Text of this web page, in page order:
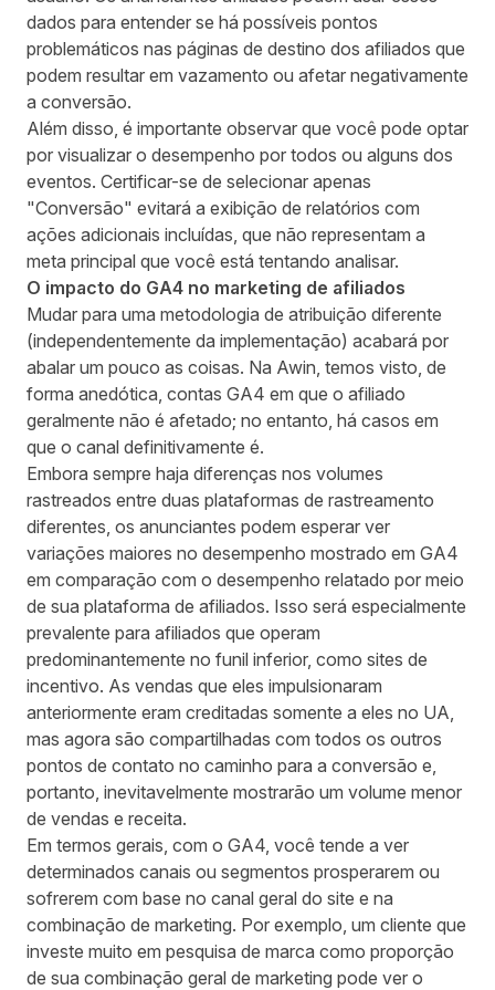
dados para entender se há possíveis pontos
problemáticos nas páginas de destino dos afiliados que
podem resultar em vazamento ou afetar negativamente
a conversão.
Além disso, é importante observar que você pode optar
por visualizar o desempenho por todos ou alguns dos
eventos. Certificar-se de selecionar apenas
"Conversão" evitará a exibição de relatórios com
ações adicionais incluídas, que não representam a
meta principal que você está tentando analisar.
O impacto do GA4 no marketing de afiliados
Mudar para uma metodologia de atribuição diferente
(independentemente da implementação) acabará por
abalar um pouco as coisas. Na Awin, temos visto, de
forma anedótica, contas GA4 em que o afiliado
geralmente não é afetado; no entanto, há casos em
que o canal definitivamente é.
Embora sempre haja diferenças nos volumes
rastreados entre duas plataformas de rastreamento
diferentes, os anunciantes podem esperar ver
variações maiores no desempenho mostrado em GA4
em comparação com o desempenho relatado por meio
de sua plataforma de afiliados. Isso será especialmente
prevalente para afiliados que operam
predominantemente no funil inferior, como sites de
incentivo. As vendas que eles impulsionaram
anteriormente eram creditadas somente a eles no UA,
mas agora são compartilhadas com todos os outros
pontos de contato no caminho para a conversão e,
portanto, inevitavelmente mostrarão um volume menor
de vendas e receita.
Em termos gerais, com o GA4, você tende a ver
determinados canais ou segmentos prosperarem ou
sofrerem com base no canal geral do site e na
combinação de marketing. Por exemplo, um cliente que
investe muito em pesquisa de marca como proporção
de sua combinação geral de marketing pode ver o